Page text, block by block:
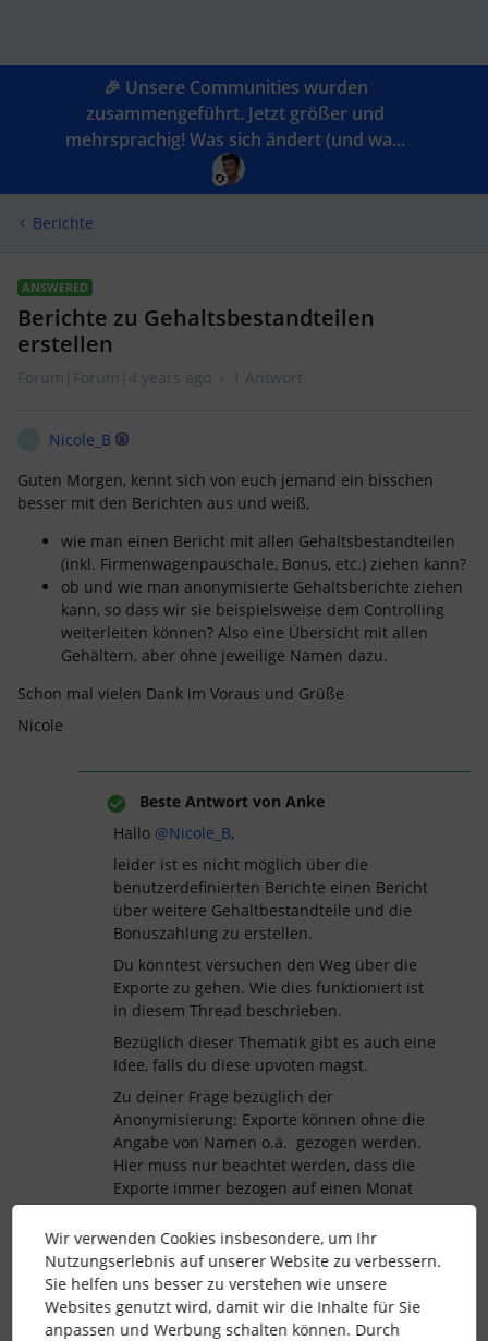
🎉 Unsere Communities wurden
zusammengeführt. Jetzt größer und
mehrsprachig! Was sich ändert (und wa...
Berichte
ANSWERED
Berichte zu Gehaltsbestandteilen
erstellen
Forum|Forum|4 years ago 1 Antwort
Nicole_B
Guten Morgen, kennt sich von euch jemand ein bisschen
besser mit den Berichten aus und weiß,
wie man einen Bericht mit allen Gehaltsbestandteilen
(inkl. Firmenwagenpauschale, Bonus, etc.) ziehen kann?
ob und wie man anonymisierte Gehaltsberichte ziehen
kann, so dass wir sie beispielsweise dem Controlling
weiterleiten können? Also eine Übersicht mit allen
Gehältern, aber ohne jeweilige Namen dazu.
Schon mal vielen Dank im Voraus und Grüße
Nicole
Beste Antwort von Anke
Hallo @Nicole_B,
leider ist es nicht möglich über die
benutzerdefinierten Berichte einen Bericht
über weitere Gehaltbestandteile und die
Bonuszahlung zu erstellen.
Du könntest versuchen den Weg über die
Exporte zu gehen. Wie dies funktioniert ist
in diesem Thread beschrieben.
Bezüglich dieser Thematik gibt es auch eine
Idee, falls du diese upvoten magst.
Zu deiner Frage bezüglich der
Anonymisierung: Exporte können ohne die
Angabe von Namen o.ä. gezogen werden.
Hier muss nur beachtet werden, dass die
Exporte immer bezogen auf einen Monat
sind (s.verlinkter Thread).
Lieben Gruß
Anke
Wir verwenden Cookies insbesondere, um Ihr
Nutzungserlebnis auf unserer Website zu verbessern.
Sie helfen uns besser zu verstehen wie unsere
Websites genutzt wird, damit wir die Inhalte für Sie
anpassen und Werbung schalten können. Durch